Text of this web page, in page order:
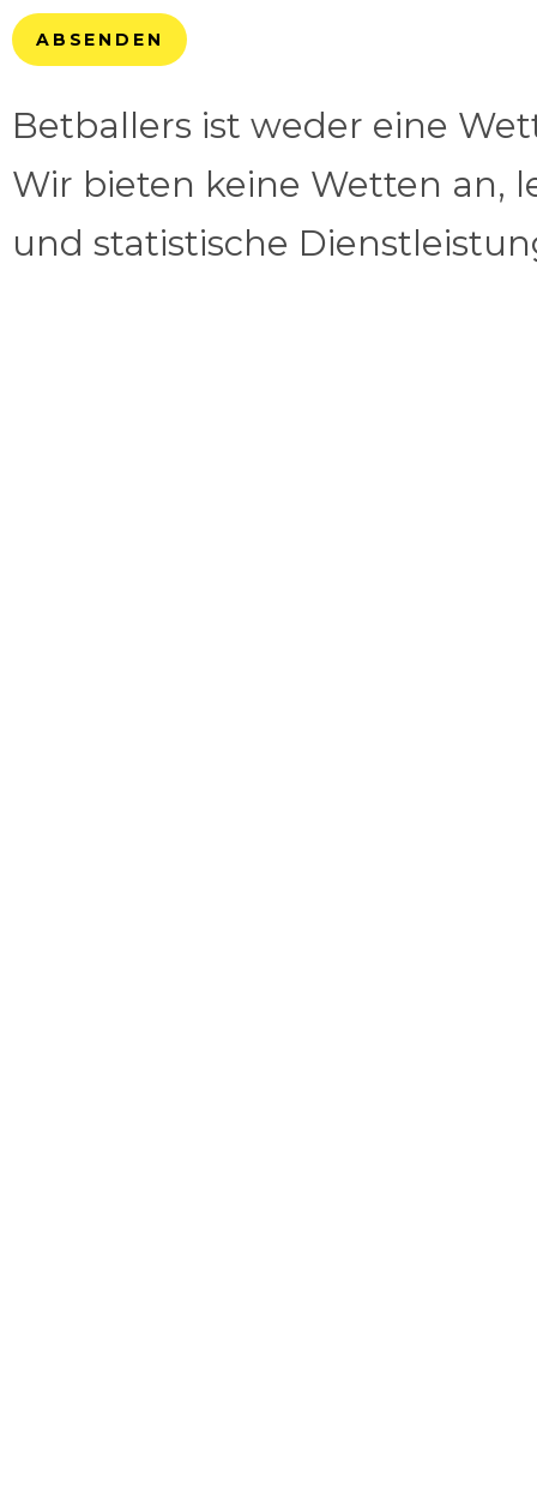
ABSENDEN
Betballers ist weder eine
Wir bieten keine Wetten an,
und statistische